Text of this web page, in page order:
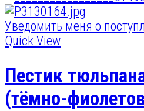
Уведомить меня о
Quick View
Пестик
(тёмно-